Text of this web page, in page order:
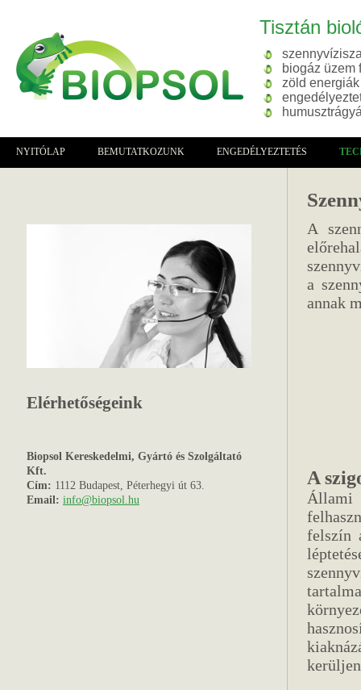
Tisztán
biogáz üzem
zöld energiák
NYITÓLAP BEMUTATKOZUNK ENGEDÉLYEZTETÉS
Elérhetőségeink
Biopsol Kereskedelmi, Gyártó és Szolgáltató
Kft.
Cím: 1112 Budapest, Péterhegyi út 63.
Email: info@biopsol.hu
A
a
annak
A
Állami
felszín